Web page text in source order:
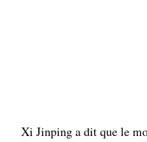
Xi Jinping a dit que le